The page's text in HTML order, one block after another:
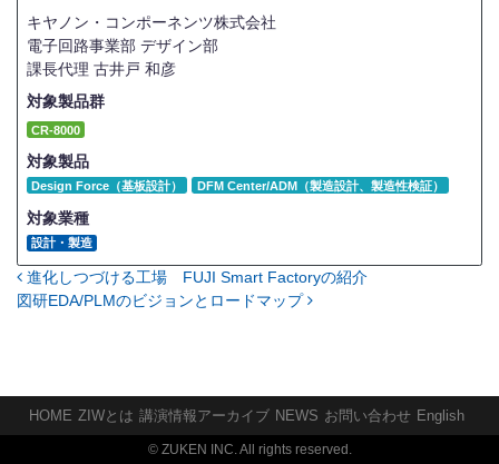
キヤノン・コンポーネンツ株式会社
電子回路事業部 デザイン部
課長代理 古井戸 和彦
対象製品群
CR-8000
対象製品
Design Force（基板設計） DFM Center/ADM（製造設計、製造性検証）
対象業種
設計・製造
投稿ナビゲーション
進化しつづける工場 FUJI Smart Factoryの紹介
図研EDA/PLMのビジョンとロードマップ
HOME ZIWとは 講演情報アーカイブ NEWS お問い合わせ English
© ZUKEN INC. All rights reserved.